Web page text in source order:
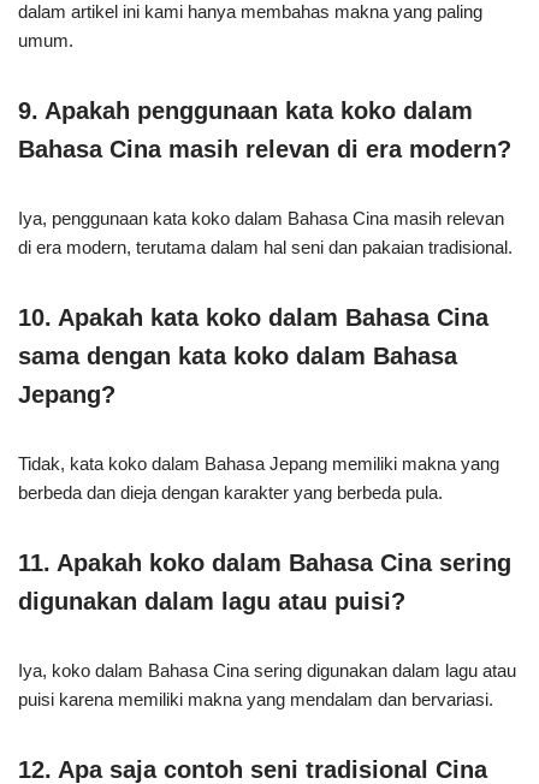
dalam artikel ini kami hanya membahas makna yang paling
umum.
9. Apakah penggunaan kata koko dalam
Bahasa Cina masih relevan di era modern?
Iya, penggunaan kata koko dalam Bahasa Cina masih relevan
di era modern, terutama dalam hal seni dan pakaian tradisional.
10. Apakah kata koko dalam Bahasa Cina
sama dengan kata koko dalam Bahasa
Jepang?
Tidak, kata koko dalam Bahasa Jepang memiliki makna yang
berbeda dan dieja dengan karakter yang berbeda pula.
11. Apakah koko dalam Bahasa Cina sering
digunakan dalam lagu atau puisi?
Iya, koko dalam Bahasa Cina sering digunakan dalam lagu atau
puisi karena memiliki makna yang mendalam dan bervariasi.
12. Apa saja contoh seni tradisional Cina